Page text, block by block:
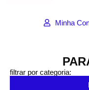
Minha
filtrar por categoria: